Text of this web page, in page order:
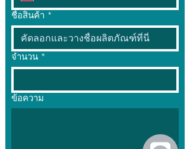
ชื่อสินค้า *
จำนวน *
ข้อความ